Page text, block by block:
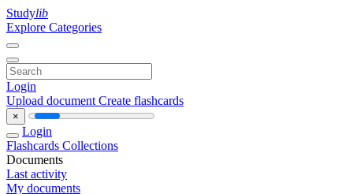
Studylib
Explore Categories
Login
Upload document Create flashcards
×
Login
Flashcards Collections
Documents
Last activity
My documents